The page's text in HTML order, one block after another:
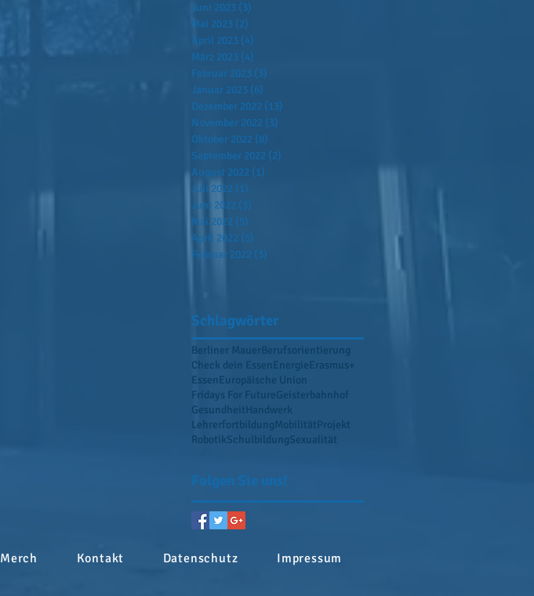
Juni 2023 (3)
Mai 2023 (2)
April 2023 (4)
März 2023 (4)
Februar 2023 (3)
Januar 2023 (6)
Dezember 2022 (13)
November 2022 (3)
Oktober 2022 (8)
September 2022 (2)
August 2022 (1)
Juli 2022 (1)
Juni 2022 (3)
Mai 2022 (5)
April 2022 (5)
Februar 2022 (3)
Schlagwörter
Berliner MauerBerufsorientierung
Check dein Essen EnergieErasmus+
EssenEuropäische Union
Fridays For FutureGeisterbahnhof
GesundheitHandwerk
LehrerfortbildungMobilitätProjekt
RobotikSchulbildungSexualität
Folgen Sie uns!
Merch Kontakt Datenschutz Impressum